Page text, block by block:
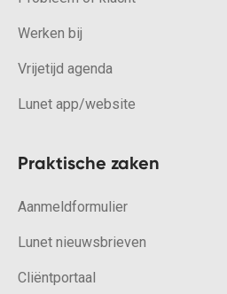
Werken bij
Vrijetijd agenda
Lunet app/website
Praktische zaken
Aanmeldformulier
Lunet nieuwsbrieven
Cliëntportaal